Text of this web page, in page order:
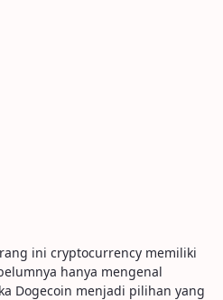
ini cryptocurrency memiliki
hanya mengenal
Dogecoin menjadi pilihan yang